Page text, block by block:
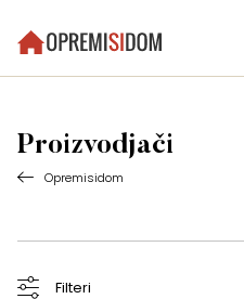
Proizvodjači
Opremisidom
Filteri